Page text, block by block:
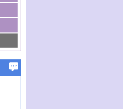
研
た
応
機
た
て
た
変
解
ン
な
究
イ
セ
に
究
媒
線
的
プ
触
触
新